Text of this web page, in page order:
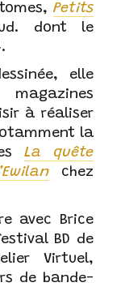
Petits
dont le
elle
à réaliser
la
La quête
chez
avec Brice
BD de
Virtuel,
de bande-